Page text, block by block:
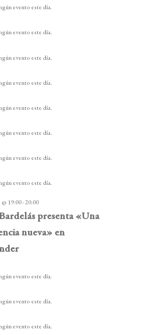
evento este día.
evento este día.
evento este día.
evento este día.
evento este día.
evento este día.
evento este día.
evento este día.
19:00-20:00
presenta «Una
nueva» en
evento este día.
evento este día.
evento este día.